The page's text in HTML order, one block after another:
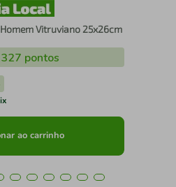
Vitruviano 25x26cm
pontos
ao carrinho